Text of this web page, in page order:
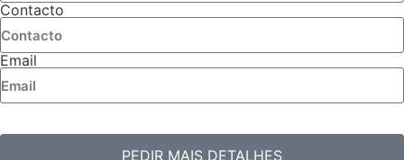
Contacto
Email
PEDIR MAIS DETALHES